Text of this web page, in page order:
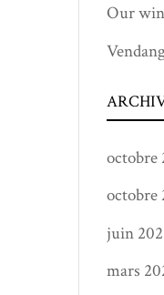
Our
octobre
octobre
juin
mars